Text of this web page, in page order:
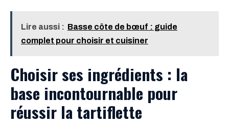
Lire aussi : Basse côte de bœuf : guide
complet pour choisir et cuisiner
Choisir ses ingrédients : la
base incontournable pour
réussir la tartiflette